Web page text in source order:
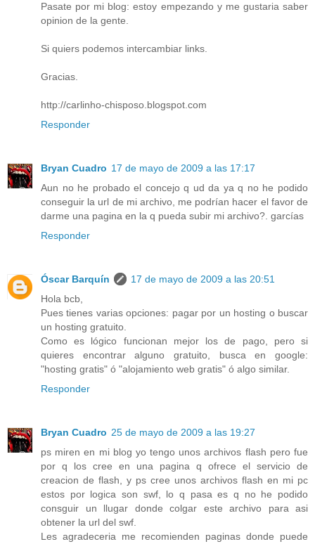
Pasate por mi blog: estoy empezando y me gustaria saber
opinion de la gente.
Si quiers podemos intercambiar links.
Gracias.
http://carlinho-chisposo.blogspot.com
Responder
Bryan Cuadro 17 de mayo de 2009 a las 17:17
Aun no he probado el concejo q ud da ya q no he podido
conseguir la url de mi archivo, me podrían hacer el favor de
darme una pagina en la q pueda subir mi archivo?. garcías
Responder
Óscar Barquín
17 de mayo de 2009 a las 20:51
Hola bcb,
Pues tienes varias opciones: pagar por un hosting o buscar
un hosting gratuito.
Como es lógico funcionan mejor los de pago, pero si
quieres encontrar alguno gratuito, busca en google:
"hosting gratis" ó "alojamiento web gratis" ó algo similar.
Responder
Bryan Cuadro 25 de mayo de 2009 a las 19:27
ps miren en mi blog yo tengo unos archivos flash pero fue
por q los cree en una pagina q ofrece el servicio de
creacion de flash, y ps cree unos archivos flash en mi pc
estos por logica son swf, lo q pasa es q no he podido
consguir un llugar donde colgar este archivo para asi
obtener la url del swf.
Les agradeceria me recomienden paginas donde puede